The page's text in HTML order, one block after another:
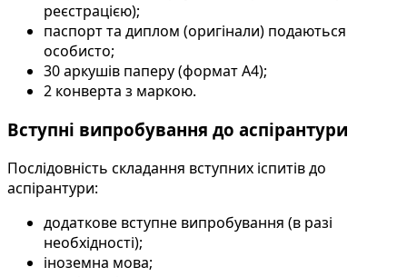
реєстрацією);
паспорт та диплом (оригінали) подаються
особисто;
30 аркушів паперу (формат А4);
2 конверта з маркою.
Вступні випробування до аспірантури
Послідовність складання вступних іспитів до
аспірантури:
додаткове вступне випробування (в разі
необхідності);
іноземна мова;